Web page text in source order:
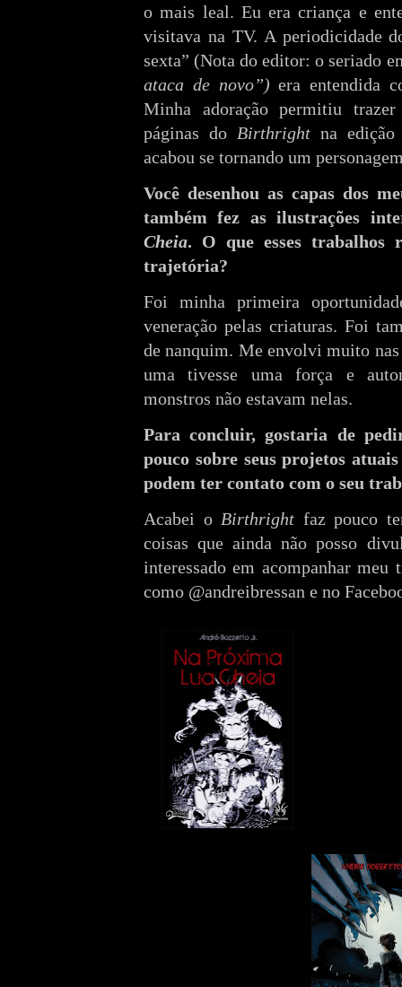
o mais leal. Eu era criança e
visitava na TV. A periodicidade
sexta” (Nota do editor: o seriado
ataca de novo”)era entendida
Minha adoração permitiu
páginas do Birthright na
acabou se tornando um
Você desenhou as capas dos
também fez as ilustrações
Cheia. O que esses trabalhos
trajetória?
Foi minha primeira
veneração pelas criaturas. Foi
de nanquim. Me envolvi muito
uma tivesse uma força e
monstros não estavam nelas.
Para concluir, gostaria de
pouco sobre seus projetos
podem ter contato com o seu
Acabei oBirthright faz pouco
coisas que ainda não posso
interessado em acompanhar meu
como @andreibressan e no